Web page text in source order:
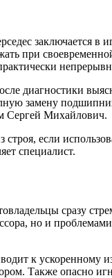
заключается в
при
диагностики
замену
Сергей Михайлович.
если
специалист.
сразу
но и
к ускоренному
Также опасно